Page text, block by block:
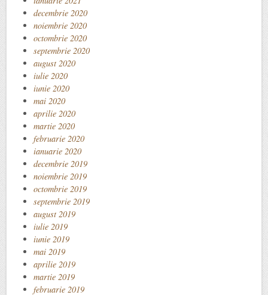
decembrie 2020
noiembrie 2020
octombrie 2020
septembrie 2020
august 2020
iulie 2020
iunie 2020
mai 2020
aprilie 2020
martie 2020
februarie 2020
ianuarie 2020
decembrie 2019
noiembrie 2019
octombrie 2019
septembrie 2019
august 2019
iulie 2019
iunie 2019
mai 2019
aprilie 2019
martie 2019
februarie 2019